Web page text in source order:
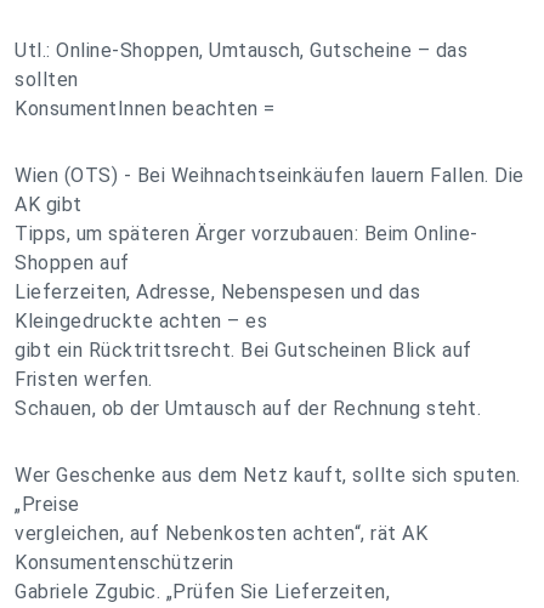
Utl.: Online-Shoppen, Umtausch, Gutscheine – das
sollten
KonsumentInnen beachten =
Wien (OTS) - Bei Weihnachtseinkäufen lauern Fallen. Die
AK gibt
Tipps, um späteren Ärger vorzubauen: Beim Online-
Shoppen auf
Lieferzeiten, Adresse, Nebenspesen und das
Kleingedruckte achten – es
gibt ein Rücktrittsrecht. Bei Gutscheinen Blick auf
Fristen werfen.
Schauen, ob der Umtausch auf der Rechnung steht.
Wer Geschenke aus dem Netz kauft, sollte sich sputen.
„Preise
vergleichen, auf Nebenkosten achten“, rät AK
Konsumentenschützerin
Gabriele Zgubic. „Prüfen Sie Lieferzeiten,